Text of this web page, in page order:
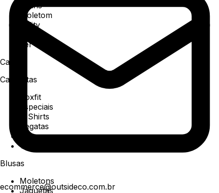
ecommerce@outsideco.com.br
Jeans
Moletom
Utility
Ver todos
Camisa
Camisetas
Boxfit
Especiais
T-Shirts
Regatas
Polo
Ver todos
Blusas
Moletons
Jaquetas